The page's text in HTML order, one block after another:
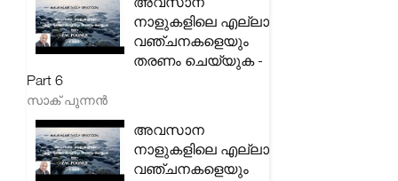
നാളുകളിലെ എല്ലാ
വഞ്ചനകളെയും
തരണം ചെയ്യുക -
Part 6
സാക് പുന്നൻ
അവസാന
നാളുകളിലെ എല്ലാ
വഞ്ചനകളെയും